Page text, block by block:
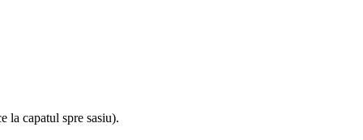
la capatul spre sasiu).